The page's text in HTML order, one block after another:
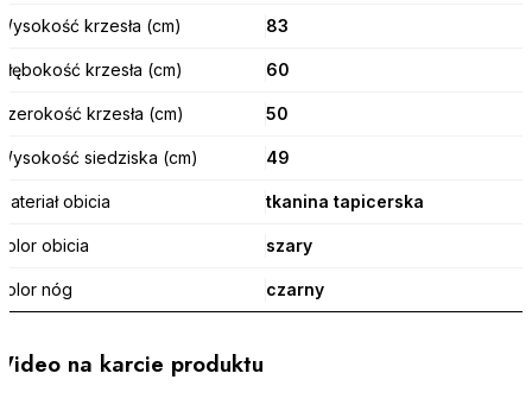
krzesła (cm) 83
krzesła (cm) 60
krzesła (cm) 50
siedziska (cm) 49
obicia tkanina tapicerska
obicia szary
nóg czarny
na karcie produktu